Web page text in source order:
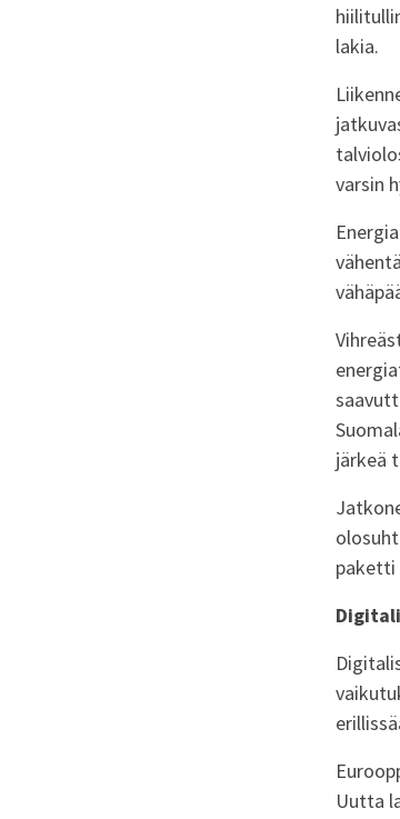
lakia.
varsin
järkeä
paketti
Uutta